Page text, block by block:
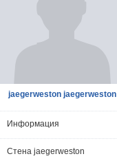
jaegerweston jaegerweston
Информация
Стена jaegerweston